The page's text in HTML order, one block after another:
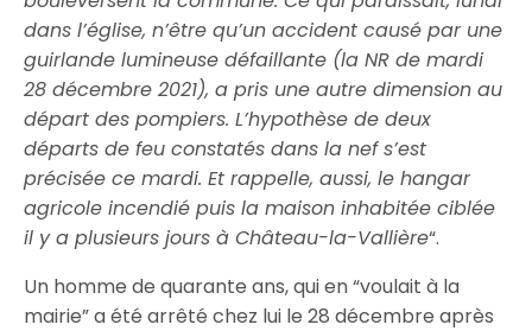
dans l’église, n’être qu’un accident causé par une
guirlande lumineuse défaillante (la NR de mardi
28 décembre 2021), a pris une autre dimension au
départ des pompiers. L’hypothèse de deux
départs de feu constatés dans la nef s’est
précisée ce mardi. Et rappelle, aussi, le hangar
agricole incendié puis la maison inhabitée ciblée
il y a plusieurs jours à Château-la-Vallière“.
Un homme de quarante ans, qui en “voulait à la
mairie” a été arrêté chez lui le 28 décembre après